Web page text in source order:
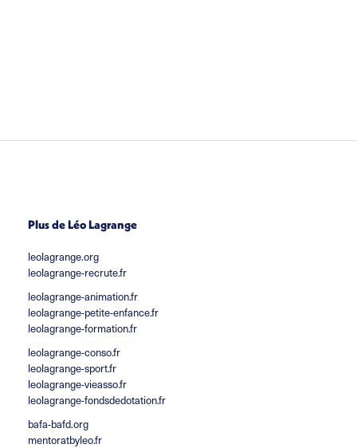
Plus de Léo Lagrange
leolagrange.org
leolagrange-recrute.fr
leolagrange-animation.fr
leolagrange-petite-enfance.fr
leolagrange-formation.fr
leolagrange-conso.fr
leolagrange-sport.fr
leolagrange-vieasso.fr
leolagrange-fondsdedotation.fr
bafa-bafd.org
mentoratbyleo.fr